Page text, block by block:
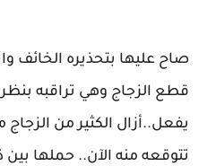
صاح عليها بتحذيره الخائف
قطع الزجاج وهي تراقبه
يفعل..أزال الكثير من
تتوقعه منه الآن.. حملها بين